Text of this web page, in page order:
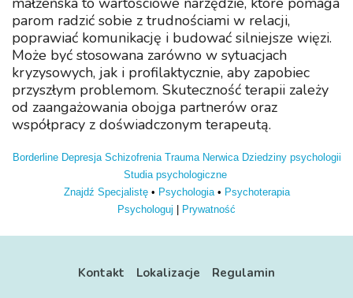
parom radzić sobie z trudnościami w relacji,
poprawiać komunikację i budować silniejsze więzi.
Może być stosowana zarówno w sytuacjach
kryzysowych, jak i profilaktycznie, aby zapobiec
przyszłym problemom. Skuteczność terapii zależy
od zaangażowania obojga partnerów oraz
współpracy z doświadczonym terapeutą.
Borderline Depresja Schizofrenia Trauma Nerwica Dziedziny psychologii
Studia psychologiczne
Znajdź Specjalistę• Psychologia• Psychoterapia
Psychologuj
Prywatność
Kontakt Lokalizacje Regulamin